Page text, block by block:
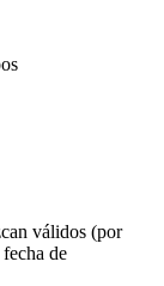
válidos (por
de